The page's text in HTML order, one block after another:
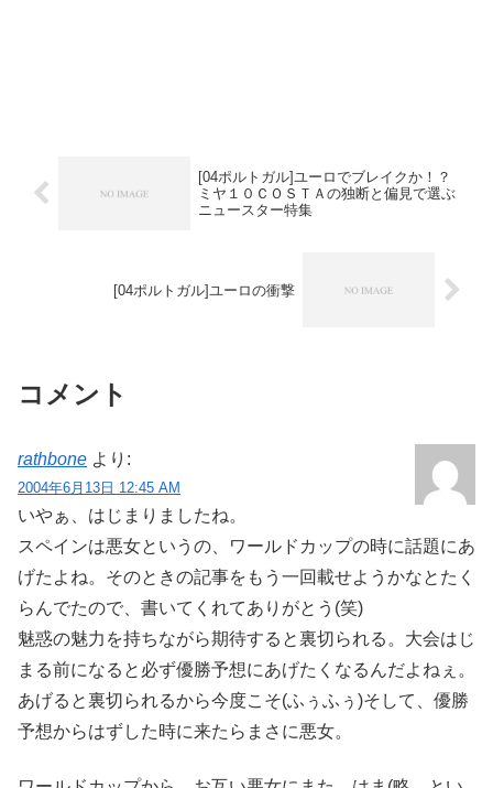
[04ポルトガル]ユーロでブレイクか！？
ミヤ１０ＣＯＳＴＡの独断と偏見で選ぶ
ニュースター特集
[04ポルトガル]ユーロの衝撃
コメント
rathbone より:
2004年6月13日 12:45 AM
いやぁ、はじまりましたね。
スペインは悪女というの、ワールドカップの時に話題にあ
げたよね。そのときの記事をもう一回載せようかなとたく
らんでたので、書いてくれてありがとう(笑)
魅惑の魅力を持ちながら期待すると裏切られる。大会はじ
まる前になると必ず優勝予想にあげたくなるんだよねぇ。
あげると裏切られるから今度こそ(ふぅふぅ)そして、優勝
予想からはずした時に来たらまさに悪女。